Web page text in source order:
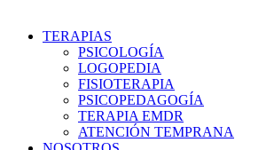
TERAPIAS
PSICOLOGÍA
LOGOPEDIA
FISIOTERAPIA
PSICOPEDAGOGÍA
TERAPIA EMDR
ATENCIÓN TEMPRANA